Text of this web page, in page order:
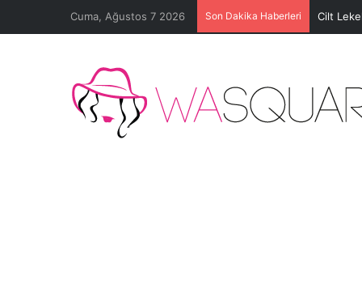
Cuma, Ağustos 7 2026 Son Dakika Haberleri Cilt